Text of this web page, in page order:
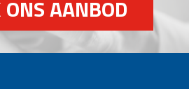
ONS AANBOD